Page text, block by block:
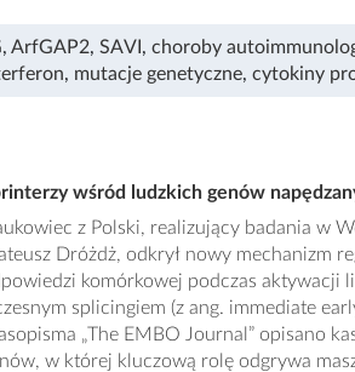
, ArfGAP2, SAVI , choroby
, mutacje genetyczne, cytokiny
wśród ludzkich genów
z Polski, realizujący badania w
Dróżdż, odkrył nowy mechanizm
komórkowej podczas aktywacji
splicingiem (z ang. immediate
„The EMBO Journal” opisano
w której kluczową rolę odgrywa